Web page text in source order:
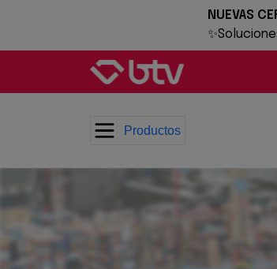
NUEVAS
Productos